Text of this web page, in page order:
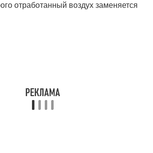
отработанный воздух заменяется